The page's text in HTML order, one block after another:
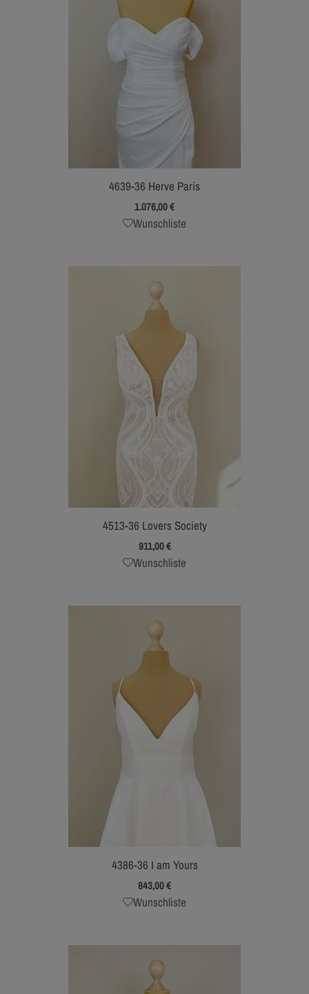
4639-36 Herve Paris
1.076,00€
Wunschliste
4513-36 Lovers Society
911,00€
Wunschliste
4386-36 I am Yours
843,00€
Wunschliste